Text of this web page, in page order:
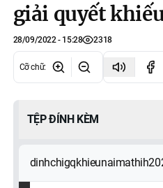
giải quyết
28/09/2022 - 15:28 2318
Cỡ chữ:
TỆP ĐÍNH KÈM